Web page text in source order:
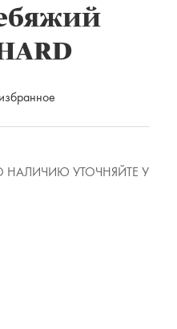
и чехлы для
УТОЧНЯЙТЕ У